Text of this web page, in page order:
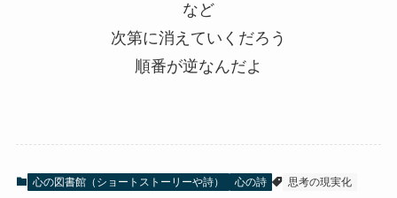
など
次第に消えていくだろう
順番が逆なんだよ
心の図書館（ショートストーリーや詩） 心の詩 思考の現実化